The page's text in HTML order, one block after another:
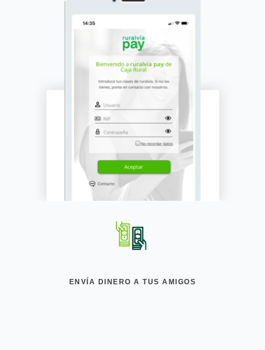
ENVÍA DINERO A TUS AMIGOS